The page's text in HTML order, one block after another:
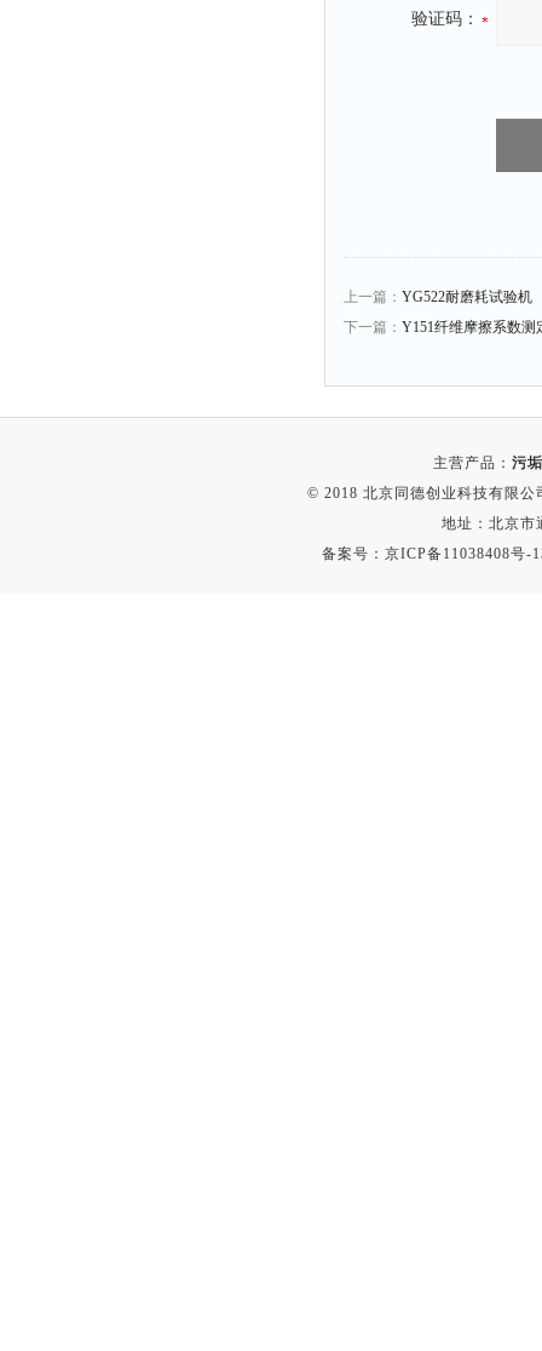
验证码：
上一篇： YG522耐磨耗试验机
下一篇： Y151纤维摩擦系数测
主营产品： 污
© 2018 北京同德创业科技有限
地址：北京市
备案号： 京ICP备11038408号-